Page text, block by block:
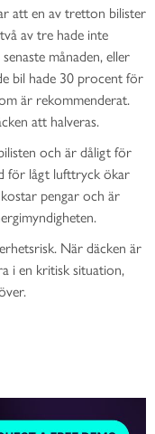
att en av tretton bilister
av tre hade inte
månaden, eller
bil hade 30 procent för
är rekommenderat.
att halveras.
och är dåligt för
för lågt lufttryck ökar
pengar och är
När däcken är
i en kritisk situation,